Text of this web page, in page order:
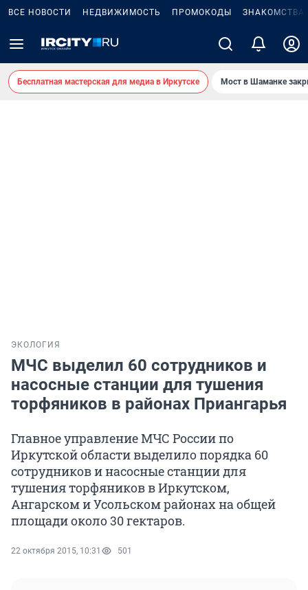
ВСЕ НОВОСТИ НЕДВИЖИМОСТЬ ПРОМОКОДЫ ЗНАКОМСТВА
Бесплатная мастерская для медиа в Иркутске Мост в Шаманке
ЭКОЛОГИЯ
МЧС выделил 60 сотрудников и
насосные станции для тушения
торфяников в районах Приангарья
Главное управление МЧС России по
Иркутской области выделило порядка 60
сотрудников и насосные станции для
тушения торфяников в Иркутском,
Ангарском и Усольском районах на общей
площади около 30 гектаров.
22 октября 2015, 10:31 501